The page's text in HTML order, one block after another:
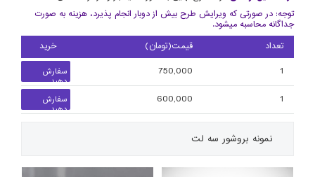
توجه: در صورتی که ویرایش طرح بیش از دوبار انجام پذیرد، هزینه به صورت
جداگانه محاسبه میشود.
تعداد
قیمت(تومان) خرید
1
750,000
سفارش
دهید
1
600,000
سفارش
دهید
نمونه بروشور سه لت